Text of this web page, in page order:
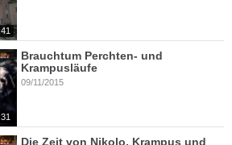
Brauchtum Perchten- und
Krampusläufe
09/11/2015
Die Zeit von Nikolo, Krampus und